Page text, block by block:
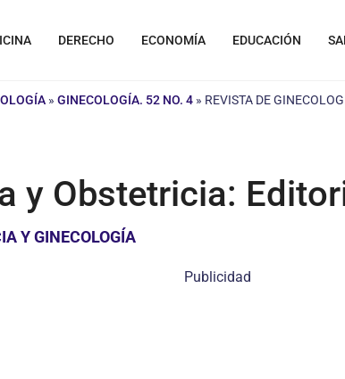
DERECHO ECONOMÍA EDUCACIÓN
» GINECOLOGÍA. 52 NO. 4 » REVISTA DE
y Obstetricia:
Y GINECOLOGÍA
Publicidad